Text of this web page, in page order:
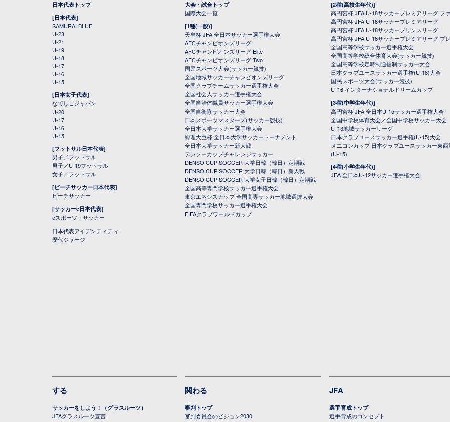
日本代表トップ
[日本代表]
SAMURAI BLUE
U-23
U-21
U-19
U-18
U-17
U-16
U-15
[日本女子代表]
なでしこジャパン
U-20
U-17
U-16
U-15
[フットサル日本代表]
男子／フットサル
男子／U-19フットサル
女子／フットサル
[ビーチサッカー日本代表]
ビーチサッカー
[サッカーe日本代表]
eスポーツ・サッカー
日本代表アイデンティティ
歴代ジャージ
大会・試合トップ
国際大会一覧
[1種(一般)]
天皇杯 JFA 全日本サッカー選手権大会
AFCチャンピオンズリーグ
AFCチャンピオンズリーグ Elite
AFCチャンピオンズリーグ Two
国民スポーツ大会(サッカー競技)
全国地域サッカーチャンピオンズリーグ
全国クラブチームサッカー選手権大会
全国社会人サッカー選手権大会
全国自治体職員サッカー選手権大会
全国自衛隊サッカー大会
日本スポーツマスターズ(サッカー競技)
全日本大学サッカー選手権大会
総理大臣杯 全日本大学サッカートーナメント
全日本大学サッカー新人戦
デンソーカップチャレンジサッカー
DENSO CUP SOCCER 大学日韓（韓日）定期戦
DENSO CUP SOCCER 大学日韓（韓日）新人戦
DENSO CUP SOCCER 大学女子日韓（韓日）定期戦
全国高等専門学校サッカー選手権大会
東京エネシスカップ 全国高専サッカー地域選抜大会
全国専門学校サッカー選手権大会
FIFAクラブワールドカップ
[2種(高校生年代)]
高円宮杯 JFA U-18サッカープレミアリーグ フ
高円宮杯 JFA U-18サッカープレミアリーグ
高円宮杯 JFA U-18サッカープリンスリーグ
高円宮杯 JFA U-18サッカープレミアリーグ プ
全国高等学校サッカー選手権大会
全国高等学校総合体育大会(サッカー競技)
全国高等学校定時制通信制サッカー大会
日本クラブユースサッカー選手権(U-18)大会
国民スポーツ大会(サッカー競技)
U-16 インターナショナルドリームカップ
[3種(中学生年代)]
高円宮杯 JFA 全日本U-15サッカー選手権大会
全国中学校体育大会／全国中学校サッカー大会
U-13地域サッカーリーグ
日本クラブユースサッカー選手権(U-15)大会
メニコンカップ 日本クラブユースサッカー東
(U-15)
[4種(小学生年代)]
JFA 全日本U-12サッカー選手権大会
する
サッカーをしよう！（グラスルーツ）
JFAグラスルーツ宣言
関わる
審判トップ
審判委員会のビジョン2030
JFA
選手育成トップ
選手育成のコンセプト